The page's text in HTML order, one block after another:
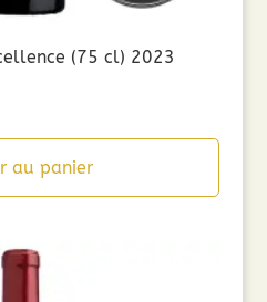
(75 cl) 2023
au panier